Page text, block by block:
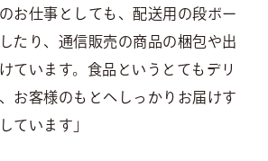
お仕事としても、配送用の段ボー
たり、通信販売の商品の梱包や出
ています。食品というとてもデリ
お客様のもとへしっかりお届けす
ています」